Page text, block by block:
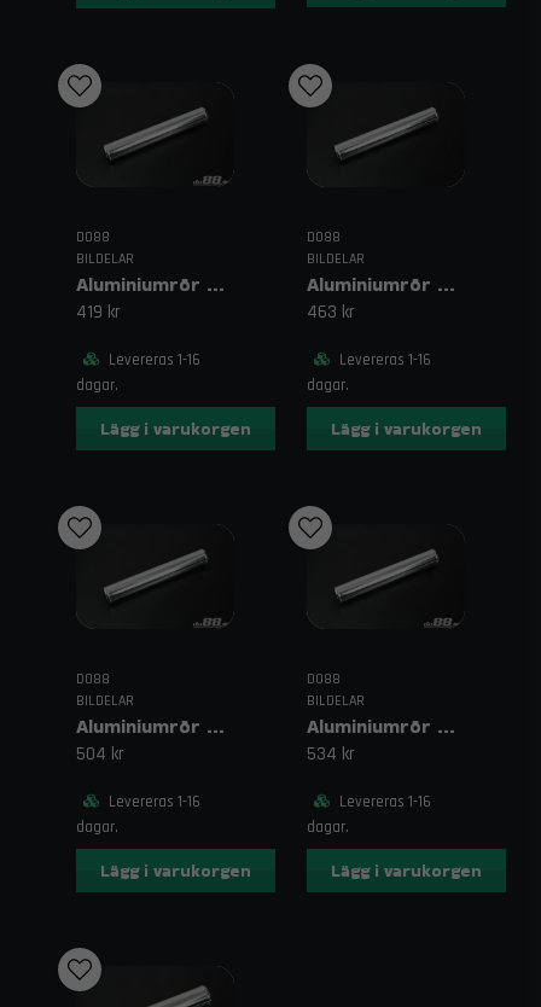
DO88
BILDELAR
Aluminiumrör 500 mm 2,75" (70 mm)
419 kr
Levereras 1-16
dagar.
Lägg i varukorgen
DO88
BILDELAR
Aluminiumrör 500mm 3" (76mm)
463 kr
Levereras 1-16
dagar.
Lägg i varukorgen
DO88
BILDELAR
Aluminiumrör 500 mm 3,125" (80 mm)
504 kr
Levereras 1-16
dagar.
Lägg i varukorgen
DO88
BILDELAR
Aluminiumrör 500 mm 3,5" (89 mm)
534 kr
Levereras 1-16
dagar.
Lägg i varukorgen